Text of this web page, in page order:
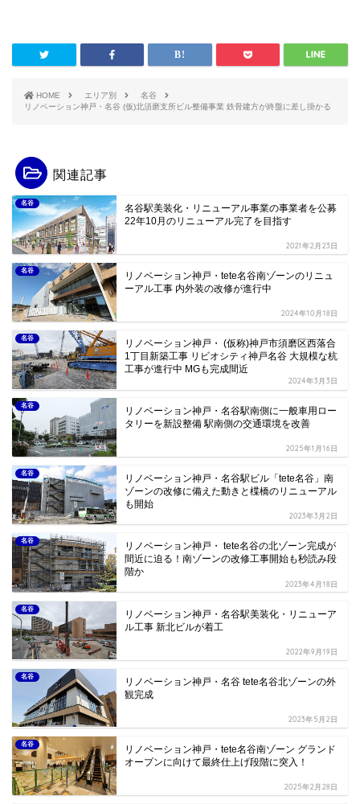
HOME エリア別
名谷
リノベーション神戸・名谷 (仮)北須磨支所ビル整備事業 鉄骨建方が終盤に差し掛かる
関連記事
名谷
名谷駅美装化・リニューアル事業の事業者を公募
22年10月のリニューアル完了を目指す
2021年2月23日
名谷
リノベーション神戸・tete名谷南ゾーンのリニュ
ーアル工事 内外装の改修が進行中
2024年10月18日
名谷
リノベーション神戸・ (仮称)神戸市須磨区西落合
1丁目新築工事 リビオシティ神戸名谷 大規模な杭
工事が進行中 MGも完成間近
2024年3月3日
名谷
リノベーション神戸・名谷駅南側に一般車用ロー
タリーを新設整備 駅南側の交通環境を改善
2025年1月16日
名谷
リノベーション神戸・名谷駅ビル「tete名谷」南
ゾーンの改修に備えた動きと楪橋のリニューアル
も開始
2023年3月2日
名谷
リノベーション神戸・ tete名谷の北ゾーン完成が
間近に迫る！南ゾーンの改修工事開始も秒読み段
階か
2023年4月18日
名谷
リノベーション神戸・名谷駅美装化・リニューア
ル工事 新北ビルが着工
2022年9月19日
名谷
リノベーション神戸・名谷 tete名谷北ゾーンの外
観完成
2023年5月2日
名谷
リノベーション神戸・tete名谷南ゾーン グランド
オープンに向けて最終仕上げ段階に突入！
2025年2月28日